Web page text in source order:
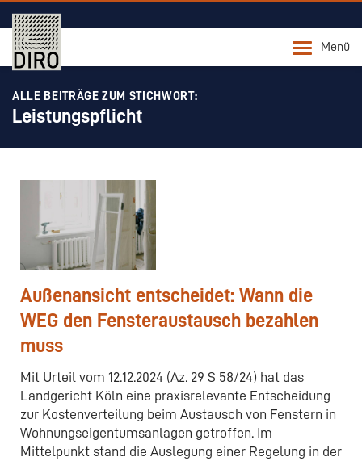
Menü
ALLE BEITRÄGE ZUM STICHWORT:
Leistungspflicht
Außenansicht entscheidet: Wann die
WEG den Fensteraustausch bezahlen
muss
Mit Urteil vom 12.12.2024 (Az. 29 S 58/24) hat das
Landgericht Köln eine praxisrelevante Entscheidung
zur Kostenverteilung beim Austausch von Fenstern in
Wohnungseigentumsanlagen getroffen. Im
Mittelpunkt stand die Auslegung einer Regelung in der